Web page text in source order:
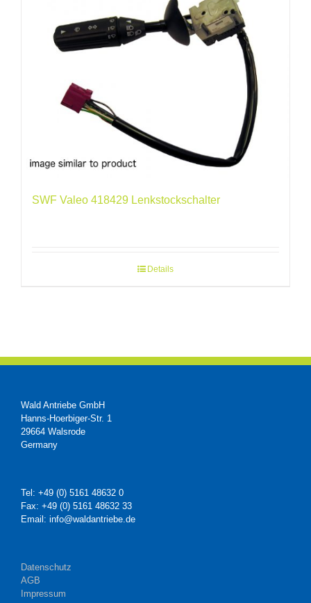
SWF Valeo 418429 Lenkstockschalter
Details
Wald Antriebe GmbH
Hanns-Hoerbiger-Str. 1
29664 Walsrode
Germany
Tel: +49 (0) 5161 48632 0
Fax: +49 (0) 5161 48632 33
Email: info@waldantriebe.de
Datenschutz
AGB
Impressum